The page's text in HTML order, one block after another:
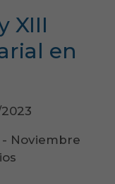
XIII
en
2023
- Noviembre